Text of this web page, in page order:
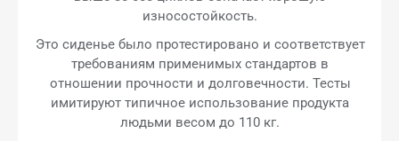
износостойкость.
Это сиденье было протестировано и соответствует
требованиям применимых стандартов в
отношении прочности и долговечности. Тесты
имитируют типичное использование продукта
людьми весом до 110 кг.